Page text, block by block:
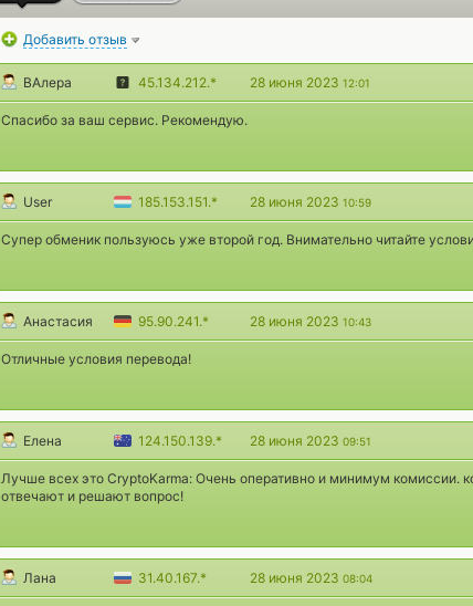
Добавить отзыв
ВАлера 45.134.212.* 28 июня 2023 12:01
Спасибо за ваш сервис. Рекомендую.
User 185.153.151.* 28 июня 2023 10:59
Супер обменик пользуюсь уже второй год. Внимательно читайте
Анастасия 95.90.241.* 28 июня 2023 10:43
Отличные условия перевода!
Елена 124.150.139.* 28 июня 2023 09:51
Лучше всех это CryptoKarma: Очень оперативно и минимум комиссии.
отвечают и решают вопрос!
Лана 31.40.167.* 28 июня 2023 08:04